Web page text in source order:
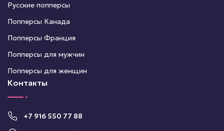
Русские попперсы
Попперсы Канада
Попперсы Франция
Попперсы для мужчин
Попперсы для женщин
Контакты
+7 916 550 77 88